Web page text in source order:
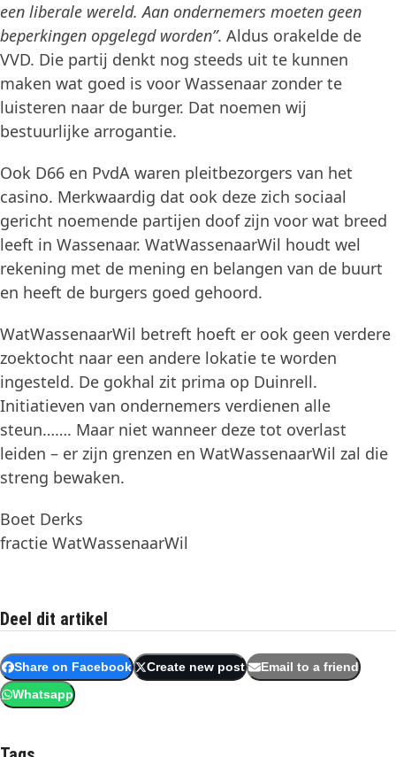
een liberale wereld. Aan ondernemers moeten geen
beperkingen opgelegd worden”. Aldus orakelde de
VVD. Die partij denkt nog steeds uit te kunnen
maken wat goed is voor Wassenaar zonder te
luisteren naar de burger. Dat noemen wij
bestuurlijke arrogantie.
Ook D66 en PvdA waren pleitbezorgers van het
casino. Merkwaardig dat ook deze zich sociaal
gericht noemende partijen doof zijn voor wat breed
leeft in Wassenaar. WatWassenaarWil houdt wel
rekening met de mening en belangen van de buurt
en heeft de burgers goed gehoord.
WatWassenaarWil betreft hoeft er ook geen verdere
zoektocht naar een andere lokatie te worden
ingesteld. De gokhal zit prima op Duinrell.
Initiatieven van ondernemers verdienen alle
steun……. Maar niet wanneer deze tot overlast
leiden – er zijn grenzen en WatWassenaarWil zal die
streng bewaken.
Boet Derks
fractie WatWassenaarWil
Deel dit artikel
Share on Facebook Create new post Email to a friend
Whatsapp